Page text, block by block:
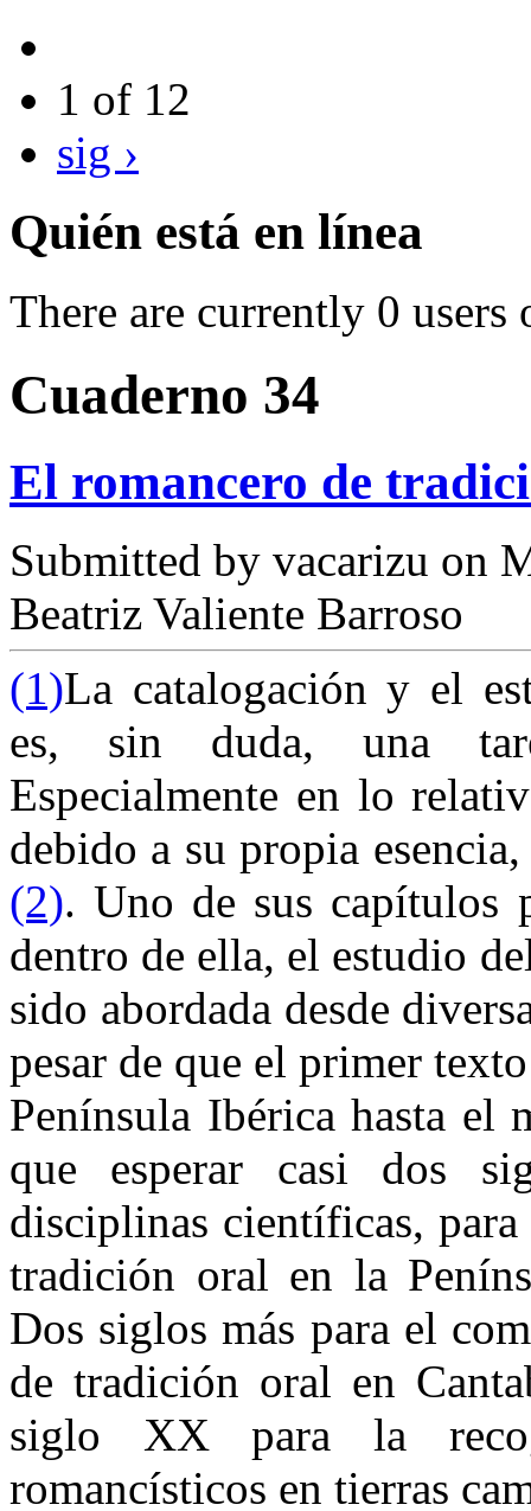
1 of 12
sig ›
Quién está en línea
There are currently 0 users
Cuaderno 34
El romancero de
Submitted by vacarizu on
Beatriz Valiente Barroso
(1)La catalogación y el
es, sin duda, una
Especialmente en lo
debido a su propia
(2). Uno de sus capítulos
dentro de ella, el estudio
sido abordada desde
pesar de que el primer
Península Ibérica hasta el
que esperar casi dos
disciplinas científicas,
tradición oral en la
Dos siglos más para el
de tradición oral en
siglo XX para la
romancísticos en tierras